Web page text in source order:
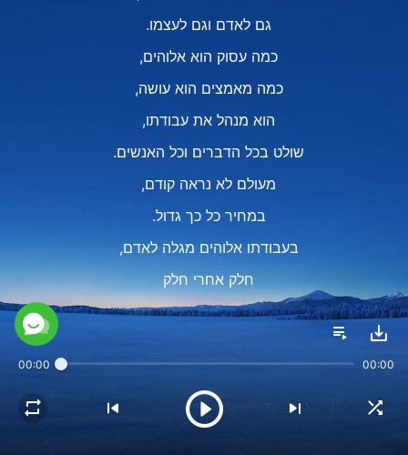
גם לאדם וגם לעצמו.
כמה עסוק הוא אלוהים,
כמה מאמצים הוא עושה,
הוא מנהל את עבודתו,
שולט בכל הדברים וכל האנשים.
מעולם לא נראה קודם,
במחיר כל כך גדול.
בעבודתו אלוהים מגלה לאדם,
חלק אחרי חלק
מה שאלוהים הינו והמחיר שהוא שילם,
לא משנה מה המכשול,
00:00 00:00